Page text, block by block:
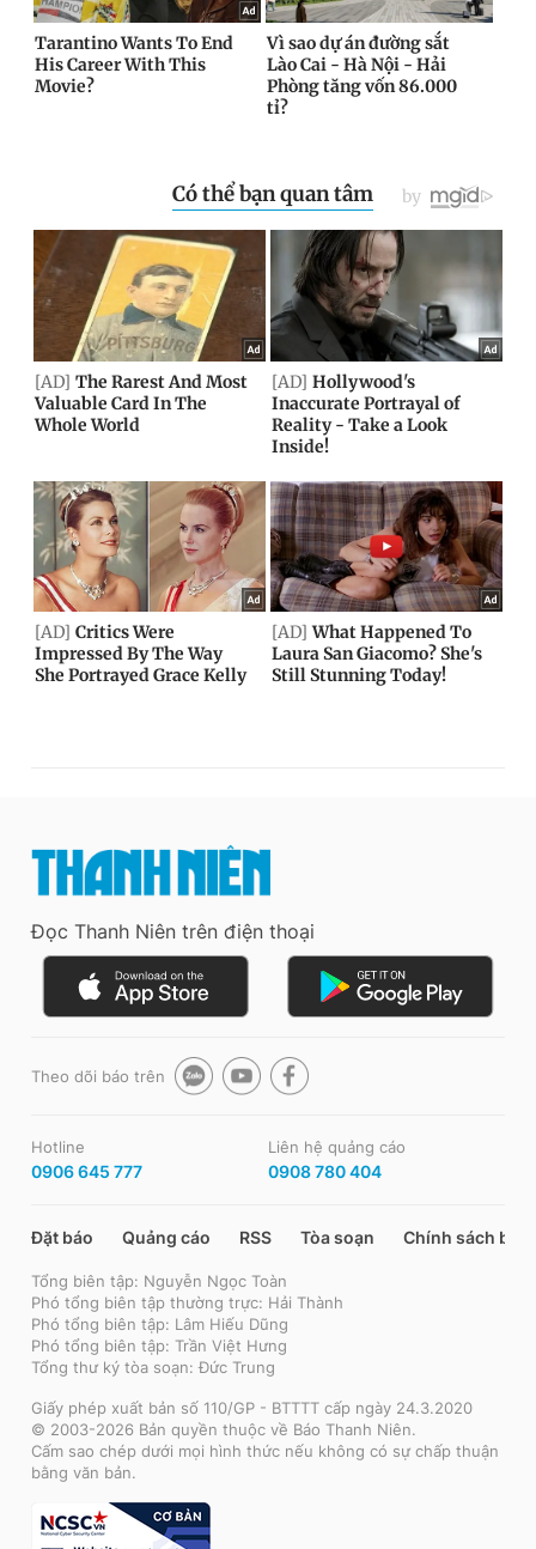
Đọc Thanh Niên trên điện thoại
Theo dõi báo trên
Hotline
0906 645 777
Liên hệ quảng cáo
0908 780 404
Đặt báo Quảng cáo RSS Tòa soạn Chính sách bảo
Tổng biên tập: Nguyễn Ngọc Toàn
Phó tổng biên tập thường trực: Hải Thành
Phó tổng biên tập: Lâm Hiếu Dũng
Phó tổng biên tập: Trần Việt Hưng
Tổng thư ký tòa soạn: Đức Trung
Giấy phép xuất bản số 110/GP - BTTTT cấp ngày 24.3.2020
© 2003-2026 Bản quyền thuộc về Báo Thanh Niên.
Cấm sao chép dưới mọi hình thức nếu không có sự chấp thuận
bằng văn bản.